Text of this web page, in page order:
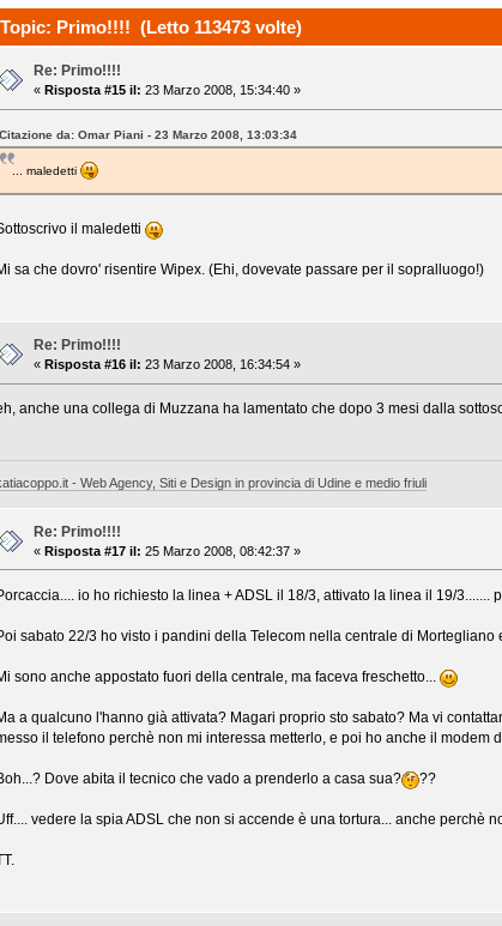
Topic: Primo!!!! (Letto 113473 volte)
Re: Primo!!!!
« Risposta #15 il: 23 Marzo 2008, 15:34:40 »
Citazione da: Omar Piani - 23 Marzo 2008, 13:03:34
... maledetti
il maledetti
sa che dovro' risentire Wipex. (Ehi, dovevate passare per il sopralluogo!)
Re: Primo!!!!
« Risposta #16 il: 23 Marzo 2008, 16:34:54 »
anche una collega di Muzzana ha lamentato che dopo 3 mesi dalla
- Web Agency, Siti e Design in provincia di Udine e medio friuli
Re: Primo!!!!
«Risposta #17 il: 25 Marzo 2008, 08:42:37 »
io ho richiesto la linea + ADSL il 18/3, attivato la linea il 19/
sabato 22/3 ho visto i pandini della Telecom nella centrale di Mortegliano
sono anche appostato fuori della centrale, ma faceva freschetto...
a qualcuno l'hanno già attivata? Magari proprio sto sabato? Ma vi
il telefono perchè non mi interessa metterlo, e poi ho anche il modem
Dove abita il tecnico che vado a prenderlo a casa sua? ??
vedere la spia ADSL che non si accende è una tortura... anche perchè